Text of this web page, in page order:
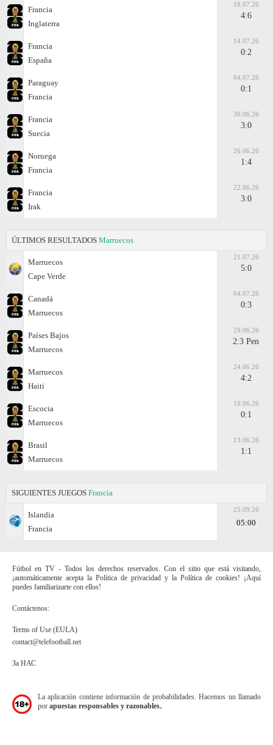
Francia
Inglaterra
18.07.26
4:6
Francia
España
14.07.26
0:2
Paraguay
Francia
04.07.26
0:1
Francia
Suecia
30.06.26
3:0
Noruega
Francia
26.06.26
1:4
Francia
Irak
22.06.26
3:0
ÚLTIMOS RESULTADOS Marruecos
Marruecos
Cape Verde
21.07.26
5:0
Canadá
Marruecos
04.07.26
0:3
Países Bajos
Marruecos
29.06.26
2:3 Pen
Marruecos
Haiti
24.06.26
4:2
Escocia
Marruecos
19.06.26
0:1
Brasil
Marruecos
13.06.26
1:1
SIGUIENTES JUEGOS Francia
Islandia
Francia
25.09.26
05:00
Fútbol en TV - Todos los derechos reservados. Con el sitio que está visitando,
¡automáticamente acepta la Política de privacidad y la Política de cookies! ¡Aquí
puedes familiarizarte con ellos!
Contáctenos:
Terms of Use (EULA)
contact@telefootball.net
За НАС
La aplicación contiene información de probabilidades. Hacemos un llamado
por apuestas responsables y razonables.